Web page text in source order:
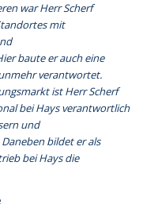
war Herr Scherf
mit
baute er auch eine
verantwortet.
ist Herr Scherf
bei Hays verantwortlich
und
bildet er als
bei Hays die